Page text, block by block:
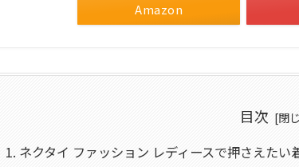
Amazon
目次
ネクタイ ファッション レディースで押さえたい